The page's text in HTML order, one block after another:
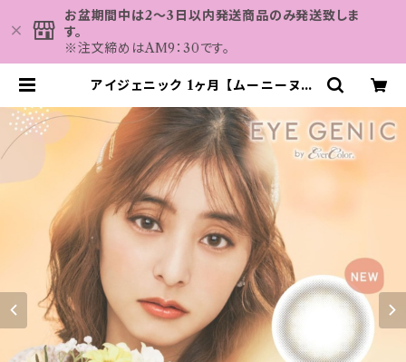
お盆期間中は2～3日以内発送商品のみ発送致しま
す。
※注文締めはAM9：30です。
アイジェニック 1ヶ月 【ムーニーヌー
子 EYE GENIC 1month カラコ
ンヶ月ヶ月 | カラコン MAHALO